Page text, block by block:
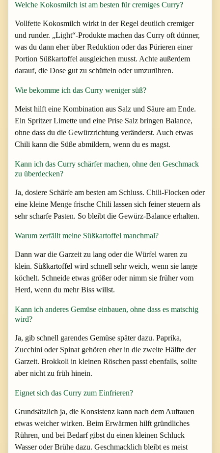
Welche Kokosmilch ist am besten für cremiges Curry?
Vollfette Kokosmilch wirkt in der Regel deutlich cremiger
und runder. „Light“-Produkte machen das Curry oft dünner,
was du dann eher über Reduktion oder das Pürieren einer
Portion Süßkartoffel ausgleichen musst. Achte außerdem
darauf, die Dose gut zu schütteln oder umzurühren.
Wie bekomme ich das Curry weniger süß?
Meist hilft eine Kombination aus Salz und Säure am Ende.
Ein Spritzer Limette und eine Prise Salz bringen Balance,
ohne dass du die Gewürzrichtung veränderst. Auch etwas
Chili kann die Süße abmildern, wenn du es magst.
Kann ich das Curry schärfer machen, ohne den Geschmack
zu überdecken?
Ja, dosiere Schärfe am besten am Schluss. Chili-Flocken oder
eine kleine Menge frische Chili lassen sich feiner steuern als
sehr scharfe Pasten. So bleibt die Gewürz-Balance erhalten.
Warum zerfällt meine Süßkartoffel manchmal?
Dann war die Garzeit zu lang oder die Würfel waren zu
klein. Süßkartoffel wird schnell sehr weich, wenn sie lange
köchelt. Schneide etwas größer oder nimm sie früher vom
Herd, wenn du mehr Biss willst.
Kann ich anderes Gemüse einbauen, ohne dass es matschig
wird?
Ja, gib schnell garendes Gemüse später dazu. Paprika,
Zucchini oder Spinat gehören eher in die zweite Hälfte der
Garzeit. Brokkoli in kleinen Röschen passt ebenfalls, sollte
aber nicht zu früh hinein.
Eignet sich das Curry zum Einfrieren?
Grundsätzlich ja, die Konsistenz kann nach dem Auftauen
etwas weicher wirken. Beim Erwärmen hilft gründliches
Rühren, und bei Bedarf gibst du einen kleinen Schluck
Wasser oder Brühe dazu. Geschmacklich bleibt es meist